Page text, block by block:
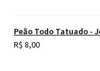
Peão Todo Tatuado -
R$ 8,00